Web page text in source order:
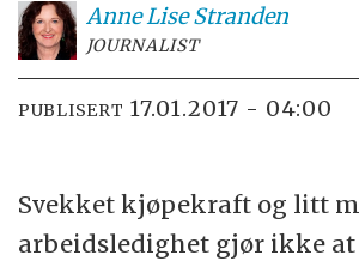
Anne Lise Stranden
JOURNALIST
PUBLISERT 17.01.2017 - 04:00
Svekket kjøpekraft og litt
arbeidsledighet gjør ikke